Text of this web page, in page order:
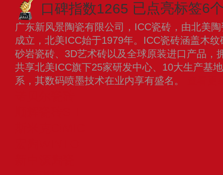
口碑指数1265 已点亮标签6
广东新风景陶瓷有限公司，ICC瓷砖，由北美
成立，北美ICC始于1979年。ICC瓷砖涵盖木
砂岩瓷砖、3D艺术砖以及全球原装进口产品，
共享北美ICC旗下25家研发中心、10大生产基
系，其数码喷墨技术在业内享有盛名。